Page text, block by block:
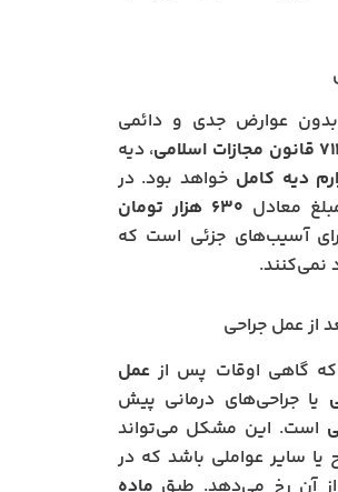
بدون عوارض جدی و دائمی
، دیه
دیه کامل خواهد بود. در
۶۳۰ هزار تومان
آسیب‌های جزئی است که
نمی‌کنند.
از عمل جراحی
که گاهی اوقات پس ازعمل
یا جراحی‌های درمانی پیش
است. این مشکل می‌تواند
یا سایر عواملی باشد که در